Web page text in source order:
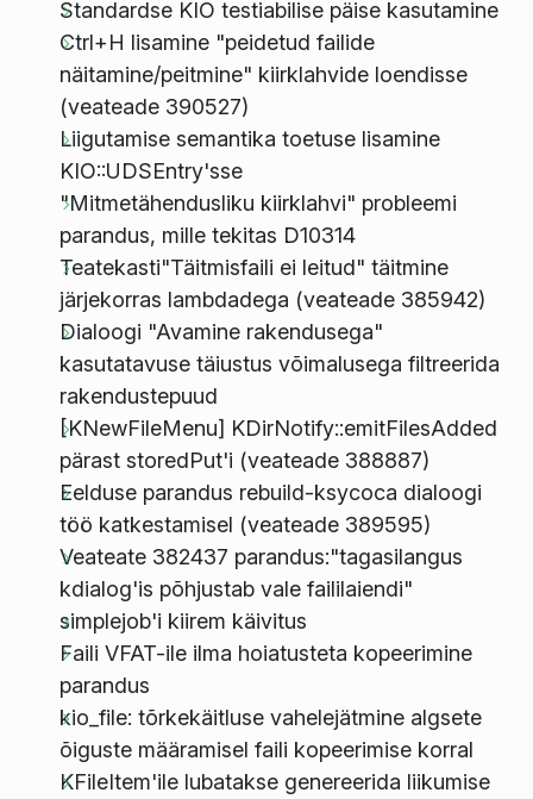
Standardse KIO testiabilise päise kasutamine
Ctrl+H lisamine "peidetud failide
näitamine/peitmine" kiirklahvide loendisse
(veateade 390527)
Liigutamise semantika toetuse lisamine
KIO::UDSEntry'sse
"Mitmetähendusliku kiirklahvi" probleemi
parandus, mille tekitas D10314
Teatekasti"Täitmisfaili ei leitud" täitmine
järjekorras lambdadega (veateade 385942)
Dialoogi "Avamine rakendusega"
kasutatavuse täiustus võimalusega filtreerida
rakendustepuud
[KNewFileMenu] KDirNotify::emitFilesAdded
pärast storedPut'i (veateade 388887)
Eelduse parandus rebuild-ksycoca dialoogi
töö katkestamisel (veateade 389595)
Veateate 382437 parandus:"tagasilangus
kdialog'is põhjustab vale faililaiendi"
simplejob'i kiirem käivitus
Faili VFAT-ile ilma hoiatusteta kopeerimine
parandus
kio_file: tõrkekäitluse vahelejätmine algsete
õiguste määramisel faili kopeerimise korral
KFileItem'ile lubatakse genereerida liikumise